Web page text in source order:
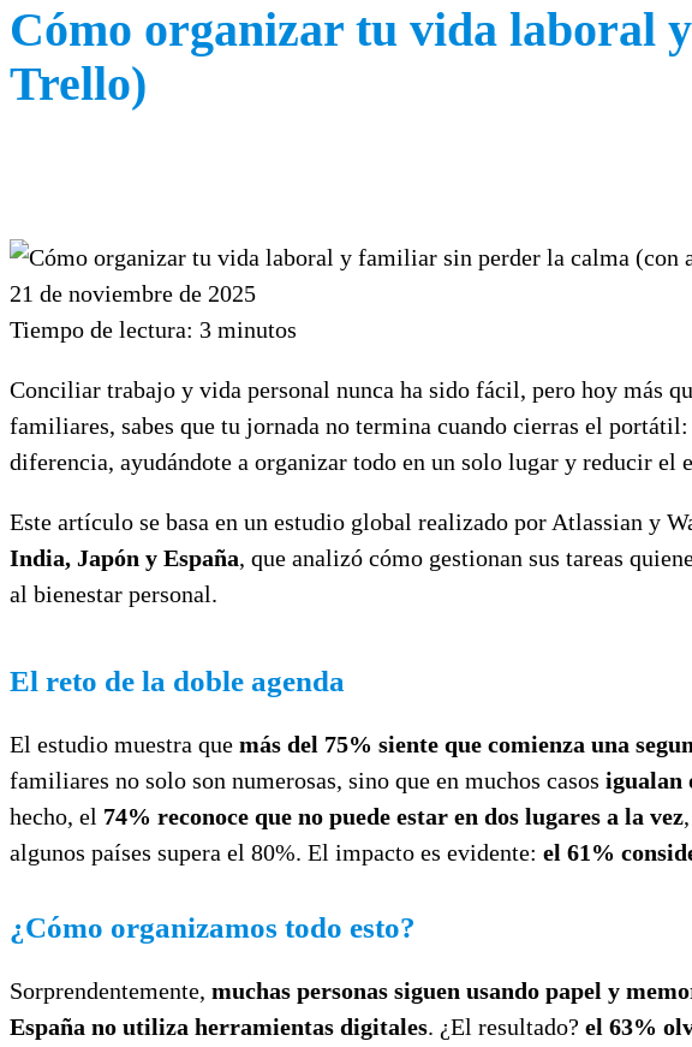
Cómo organizar tu vida laboral
Trello)
21 de noviembre de 2025
Tiempo de lectura: 3 minutos
Conciliar trabajo y vida personal nunca ha sido fácil, pero hoy más
familiares, sabes que tu jornada no termina cuando cierras el
diferencia, ayudándote a organizar todo en un solo lugar y reducir el
Este artículo se basa en un estudio global realizado por Atlassian y
India, Japón y España, que analizó cómo gestionan sus tareas
al bienestar personal.
El reto de la doble agenda
El estudio muestra que más del 75% siente que comienza una
familiares no solo son numerosas, sino que en muchos casos igualan
hecho, el 74% reconoce que no puede estar en dos lugares a la vez
algunos países supera el 80%. El impacto es evidente: el 61%
¿Cómo organizamos todo esto?
Sorprendentemente, muchas personas siguen usando papel y
España no utiliza herramientas digitales. ¿El resultado? el 63%